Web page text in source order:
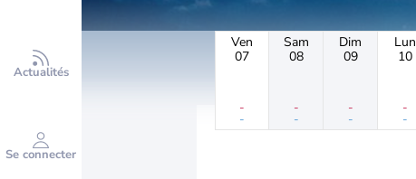
Actualités
Se connecter
Ven
07
-
-
Sam
08
-
-
Dim
09
-
-
Lun
10
-
-